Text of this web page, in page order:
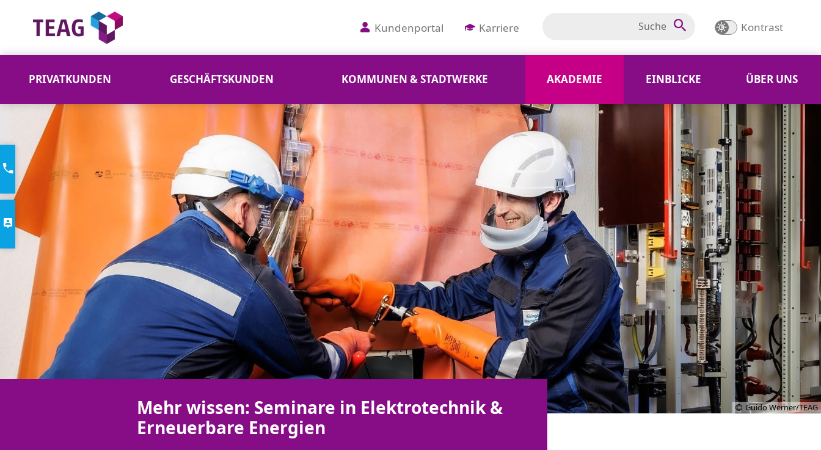
Kundenportal Karriere Kontrast
PRIVATKUNDEN GESCHÄFTSKUNDEN KOMMUNEN & STADTWERKE AKADEMIE EINBLICKE ÜBER UNS
Guido Werner/TEAG
Mehr wissen: Seminare in Elektrotechnik &
Erneuerbare Energien